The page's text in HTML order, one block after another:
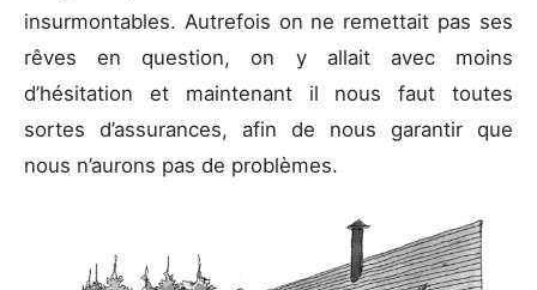
insurmontables. Autrefois on ne remettait pas ses
rêves en question, on y allait avec moins
d’hésitation et maintenant il nous faut toutes
sortes d’assurances, afin de nous garantir que
nous n’aurons pas de problèmes.